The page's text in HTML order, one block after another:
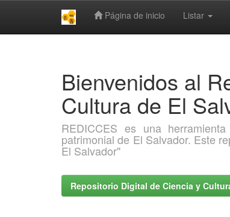
Página de inicio Listar
Bienvenidos al
Cultura de El
REDICCES es una
patrimonial de El Salvador. Este
El Salvador"
Repositorio Digital de Ciencia y